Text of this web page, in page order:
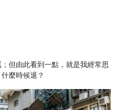
但由此看到一點，就是我經常思
麼時候退？